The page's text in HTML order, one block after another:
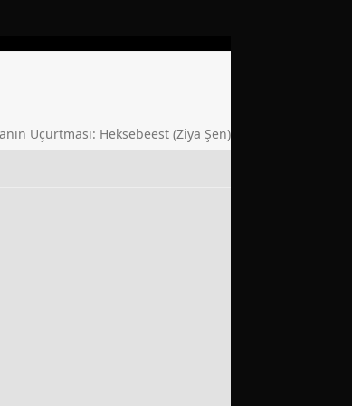
Uçurtması: Heksebeest (Ziya Şen)